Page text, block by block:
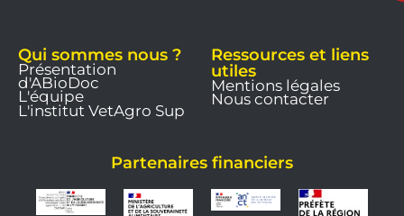
Qui sommes nous ?
Présentation
d'ABioDoc
L'équipe
L'institut VetAgro Sup
Ressources et liens
utiles
Mentions légales
Nous contacter
Partenaires financiers